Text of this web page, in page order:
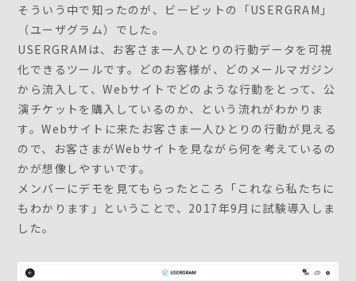
そういう中で知ったのが、ビービットの「USERGRAM」
（ユーザグラム）でした。
USERGRAMは、お客さま一人ひとりの行動データを可視
化できるツールです。どのお客様が、どのメールマガジン
から流入して、Webサイトでどのような行動をとって、公
演チケットを購入しているのか、という流れがわかりま
す。Webサイトに来たお客さま一人ひとりの行動が見える
ので、お客さまがWebサイトを見ながら何を考えているの
かが想像しやすいです。
メンバーにデモを見てもらったところ「これなら私たちに
もわかります」ということで、2017年9月に試験導入しま
した。